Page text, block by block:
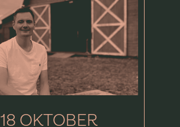
18 OKTOBER